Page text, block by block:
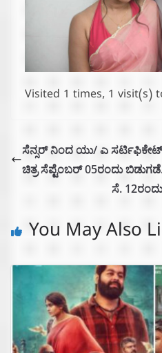
Visited 1 times, 1 visit(s)
ಸೆನ್ಸರ್ ನಿಂದ ಯು/ ಎ
ಚಿತ್ರ ಸೆಪ್ಟೆಂಬರ್ 05ರಂದು
ಸೆ.
You May Also